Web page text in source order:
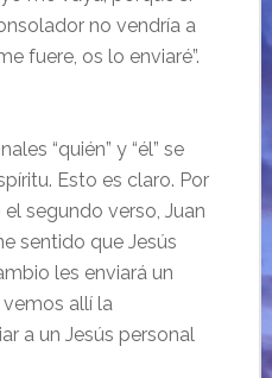
no vendría a
fuere, os lo enviaré”.
“quién” y “él” se
Esto es claro. Por
segundo verso, Juan
sentido que Jesús
les enviará un
allí la
a un Jesús personal